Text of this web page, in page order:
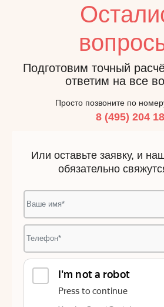
Подготовим точный
ответим на все
Просто позвоните по
8 (495) 204
Или оставьте заявку, и
обязательно